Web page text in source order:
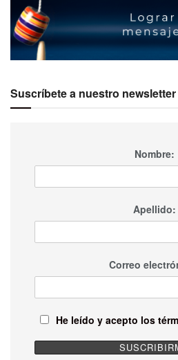
Suscríbete a nuestro newsletter
Nombre:
Apellido:
Correo
He leído y acepto los